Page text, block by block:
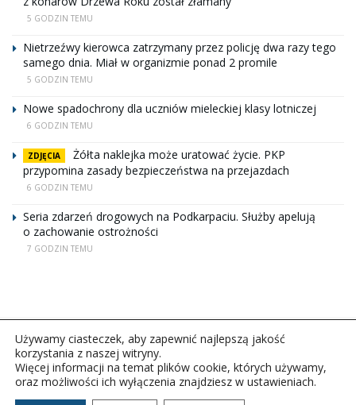
5 GODZIN TEMU
Nietrzeźwy kierowca zatrzymany przez policję dwa razy tego
samego dnia. Miał w organizmie ponad 2 promile
5 GODZIN TEMU
Nowe spadochrony dla uczniów mieleckiej klasy lotniczej
6 GODZIN TEMU
ZDJĘCIA
Żółta naklejka może uratować życie. PKP
przypomina zasady bezpieczeństwa na przejazdach
6 GODZIN TEMU
Seria zdarzeń drogowych na Podkarpaciu. Służby apelują
o zachowanie ostrożności
7 GODZIN TEMU
Copyright © 2026Polskie Radio Rzeszów S.A. w likwidacj.
Używamy ciasteczek, aby zapewnić najlepszą jakość
korzystania z naszej witryny.
Więcej informacji na temat plików cookie, których używamy,
oraz możliwości ich wyłączenia znajdziesz w ustawieniach.